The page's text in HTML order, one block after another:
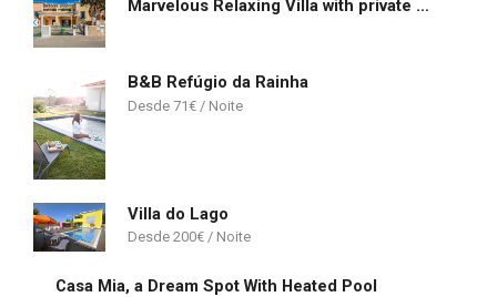
Marvelous Relaxing Villa with private pool
B&B Refúgio da Rainha
71€
Villa do Lago
200€
Casa Mia, a Dream Spot With Heated Pool